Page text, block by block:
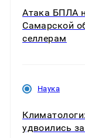
Атака БПЛА
Самарской
селлерам
Наука
удвоились